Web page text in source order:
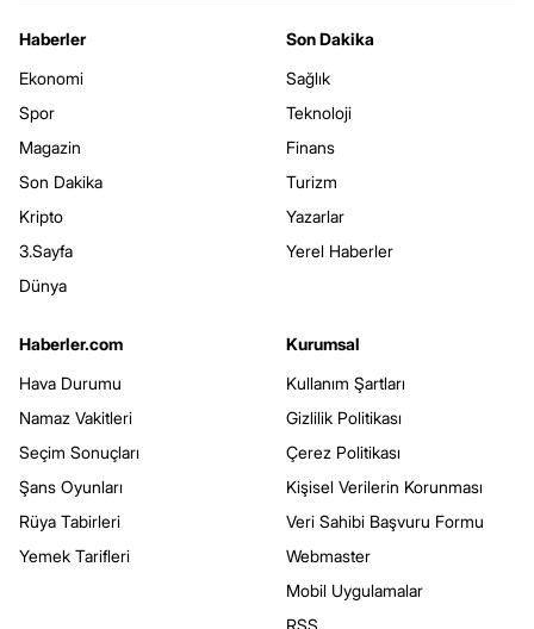
Haberler
Ekonomi
Spor
Magazin
Son Dakika
Kripto
3.Sayfa
Dünya
Son Dakika
Sağlık
Teknoloji
Finans
Turizm
Yazarlar
Yerel Haberler
Haberler.com
Hava Durumu
Namaz Vakitleri
Seçim Sonuçları
Şans Oyunları
Rüya Tabirleri
Yemek Tarifleri
Kurumsal
Kullanım Şartları
Gizlilik Politikası
Çerez Politikası
Kişisel Verilerin Korunması
Veri Sahibi Başvuru Formu
Webmaster
Mobil Uygulamalar